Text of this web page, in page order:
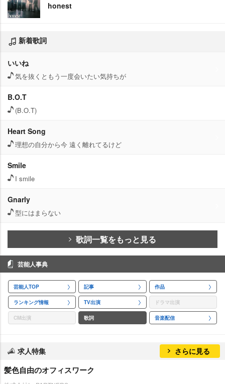
honest
新着歌詞
いいね
気を抜くともう一度会いたい気持ちが
B.O.T
(B.O.T)
Heart Song
理想の自分から今 遠く離れてるけど
Smile
I smile
Gnarly
型にはまらない
歌詞一覧をもっと見る
芸能人事典
芸能人TOP 記事 作品
ランキング情報 TV出演 ドラマ出演
CM出演 歌詞 音楽配信
求人特集 さらに見る
髪色自由のオフィスワーク